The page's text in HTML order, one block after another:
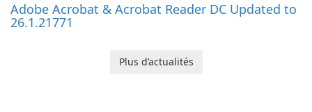
Adobe Acrobat & Acrobat Reader DC Updated to
26.1.21771
Plus d’actualités